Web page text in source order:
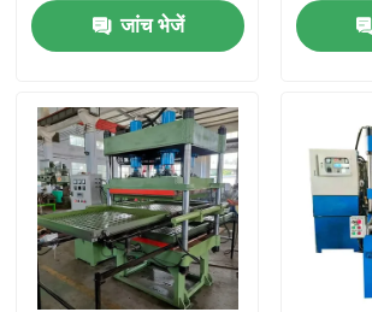
उत्पादों
वीडियो
जांच भेजें